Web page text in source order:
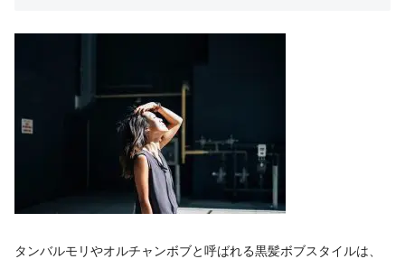
タンバルモリやオルチャンボブと呼ばれる黒髪ボブスタイルは、